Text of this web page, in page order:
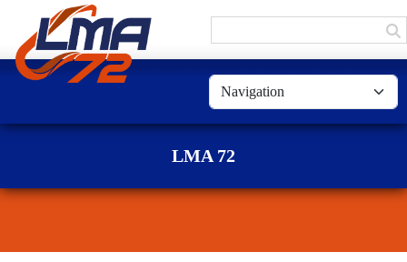
LMA 72
Panneau de gestion des cookies